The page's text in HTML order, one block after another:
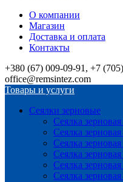
О компании
Магазин
Доставка и оплата
Контакты
+380 (67) 009-09-91, +7
office@remsintez.com
Товары и услуги
Сеялки зерновые
Сеялка
Сеялка
Сеялка
Сеялка
Сеялка
Сеялка